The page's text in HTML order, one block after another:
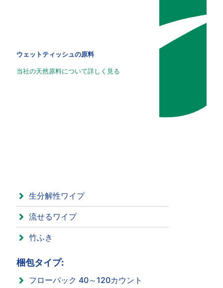
ウェットティッシュの原料
当社の天然原料について詳しく見る
生分解性ワイプ
流せるワイプ
竹ふき
梱包タイプ:
フローパック 40～120カウント